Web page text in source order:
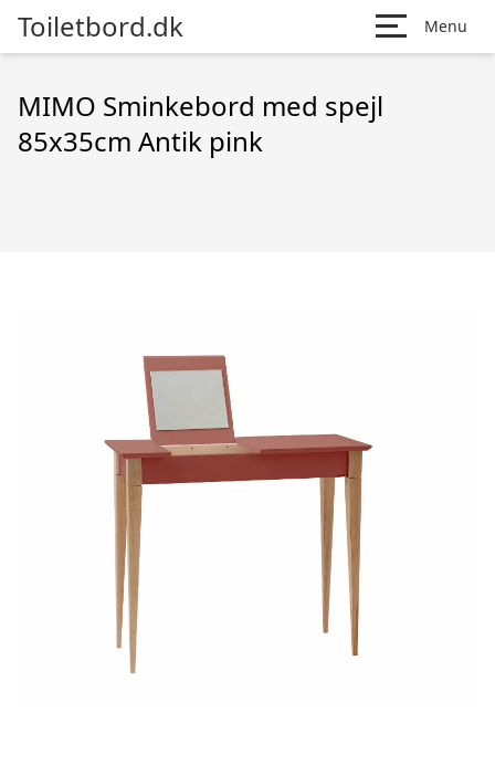
Toiletbord.dk Menu
MIMO Sminkebord med spejl
85x35cm Antik pink